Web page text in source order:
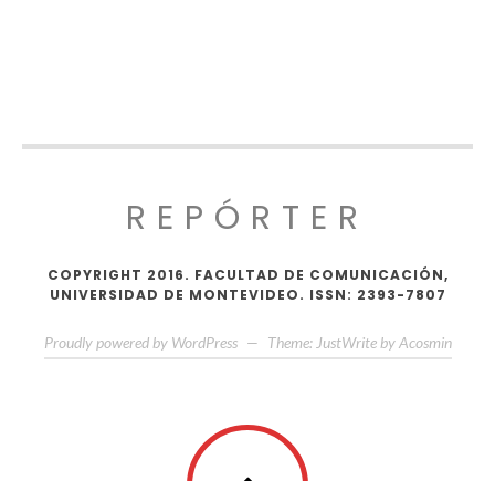
REPÓRTER
COPYRIGHT 2016. FACULTAD DE COMUNICACIÓN,
UNIVERSIDAD DE MONTEVIDEO. ISSN: 2393-7807
Proudly powered by WordPress — Theme: JustWrite by Acosmin